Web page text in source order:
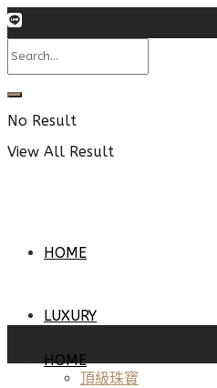
No Result
View All Result
HOME
LUXURY
頂級珠寶
HOME